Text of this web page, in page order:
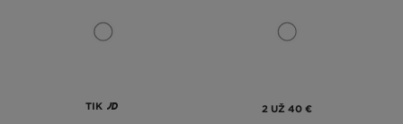
TIK 2 UŽ 40 €